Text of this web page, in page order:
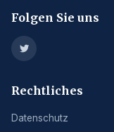
Folgen Sie uns
Rechtliches
Datenschutz